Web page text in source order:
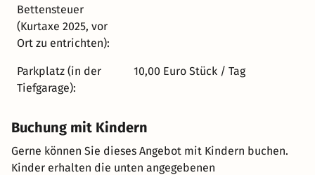
vorhanden. Ebenfalls stehen zusätzlich 7 Busparkplätze
in unmittelbarer Nähe zum Haus zur Verfügung. Harzer
Gastlichkeit und umsorgender Service, verbunden mit
bieten Ihnen die idealen Voraussetzungen für einen
unvergesslichen Aufenthalt in unserem Haus.
Bettensteuer
(Kurtaxe 2025, vor
Ort zu entrichten):
Parkplatz (in der
Tiefgarage):
10,00 Euro Stück / Tag
Buchung mit Kindern
Gerne können Sie dieses Angebot mit Kindern buchen.
Kinder erhalten die unten angegebenen